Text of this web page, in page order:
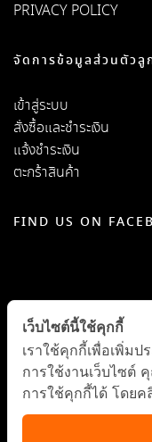
PRIVACY POLICY
จัดการข้อมูลส่วนตัวลู
เข้าสู่ระบบ
สั่งซื้อและชำระเงิน
แจ้งชำระเงิน
ตะกร้าสินค้า
FIND US ON
เว็บไซต์นี้ใช้คุกกี้
เราใช้คุกกี้เพื่อเพิ่ม
การใช้งานเว็บไซต์
การใช้คุกกี้ได้ โดย